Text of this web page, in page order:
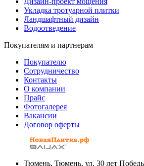
Укладка тротуарной плитки
Ландшафтный дизайн
Водоотведение
Покупателям и партнерам
Покупателю
Сотрудничество
Контакты
О компании
Прайс
Фотогалерея
Вакансии
Договор оферты
Тюмень, Тюмень, ул. 30 лет